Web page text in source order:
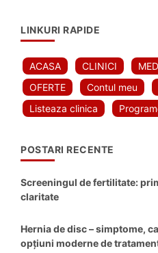
LINKURI RAPIDE
ACASA CLINICI
OFERTE
Contul meu
Listeaza clinica
POSTARI RECENTE
Screeningul de fertilitate:
claritate
Hernia de disc – simptome,
opțiuni moderne de